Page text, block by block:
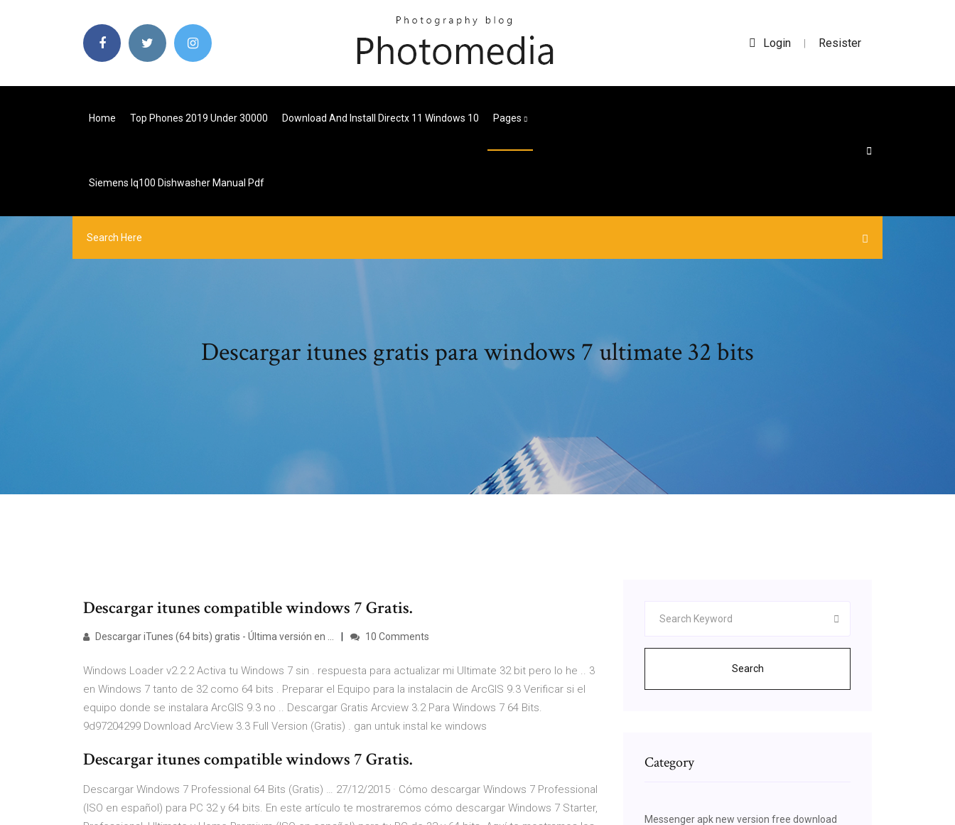
Login | Resister
Home Top Phones 2019 Under 30000 Download And Install Directx 11 Windows 10 Pages
Siemens Iq100 Dishwasher Manual Pdf
Descargar itunes gratis para windows 7 ultimate 32 bits
Descargar itunes compatible windows 7 Gratis.
Descargar iTunes (64 bits) gratis - Última versión en ... 10 Comments
Windows Loader v2.2.2 Activa tu Windows 7 sin . respuesta para actualizar mi Ultimate 32 bit pero lo he .. 3
en Windows 7 tanto de 32 como 64 bits . Preparar el Equipo para la instalacin de ArcGIS 9.3 Verificar si el
equipo donde se instalara ArcGIS 9.3 no .. Descargar Gratis Arcview 3.2 Para Windows 7 64 Bits.
9d97204299 Download ArcView 3.3 Full Version (Gratis) . gan untuk instal ke windows
Descargar itunes compatible windows 7 Gratis.
Descargar Windows 7 Professional 64 Bits (Gratis) … 27/12/2015 · Cómo descargar Windows 7 Professional
(ISO en español) para PC 32 y 64 bits. En este artículo te mostraremos cómo descargar Windows 7 Starter,
Search
Category
Messenger apk new version free download